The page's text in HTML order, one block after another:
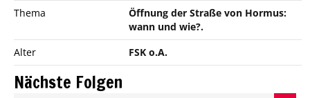
Thema
Öffnung der Straße von Hormus:
wann und wie?.
Alter
FSK o.A.
Nächste Folgen